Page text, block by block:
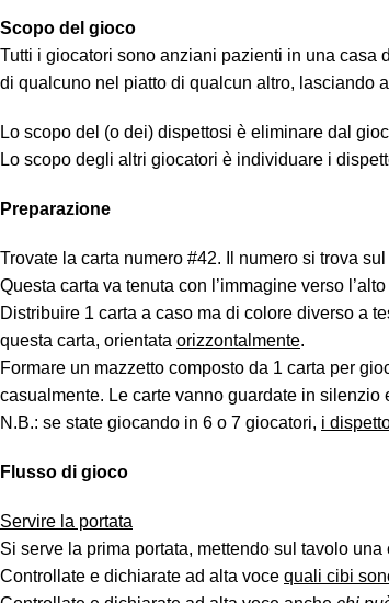
Scopo del gioco
Tutti i giocatori sono anziani pazienti in una casa
di qualcuno nel piatto di qualcun altro, lasciando
Lo scopo del (o dei) dispettosi è eliminare dal
Lo scopo degli altri giocatori è individuare i
Preparazione
Trovate la carta numero #42. Il numero si trova
Questa carta va tenuta con l’immagine verso
Distribuire 1 carta a caso ma di colore diverso a
questa carta, orientata orizzontalmente.
Formare un mazzetto composto da 1 carta per
casualmente. Le carte vanno guardate in
N.B.: se state giocando in 6 o 7 giocatori, i
Flusso di gioco
Servire la portata
Si serve la prima portata, mettendo sul tavolo una
Controllate e dichiarate ad alta voce quali cibi